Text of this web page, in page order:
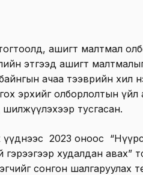
ашигт малтмал
этгээд ашигт
ачаа тээврийн хил
эрхийг олборлолтын
тусгасан.
үүднээс 2023 оноос “Нүүрс
худалдан авах”
сонгон шалгаруулах